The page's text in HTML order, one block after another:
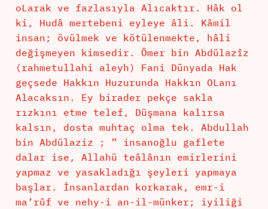
oLarak ve fazlasıyla Alıcaktır. Hâk ol
ki, Hudâ mertebeni eyleye âli. Kâmil
insan; övülmek ve kötülenmekte, hâli
değişmeyen kimsedir. Ömer bin Abdülazîz
(rahmetullahi aleyh) Fani Dünyada Hak
geçsede Hakkın Huzurunda Hakkın OLanı
Alacaksın. Ey birader pekçe sakla
rızkını etme telef, Düşmana kalırsa
kalsın, dosta muhtaç olma tek. Abdullah
bin Abdülaziz ; ” insanoğlu gaflete
dalar ise, Allahü teâlânın emirlerini
yapmaz ve yasakladığı şeyleri yapmaya
başlar. İnsanlardan korkarak, emr-i
ma’rûf ve nehy-i an-il-münker; iyiliği